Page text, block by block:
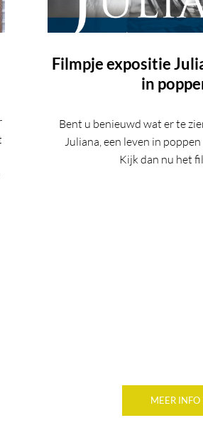
Filmpje expositie
in
Bent u benieuwd wat er te
Juliana, een leven in
Kijk dan nu het
MEER INFO